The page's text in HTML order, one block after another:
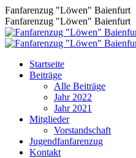
Zum
Inhalt
springen
Fanfarenzug "Löwen" Baienfurt
Fanfarenzug "Löwen" Baienfurt
Startseite
Beiträge
Alle Beiträge
Jahr 2022
Jahr 2021
Mitglieder
Vorstandschaft
Jugendfanfarenzug
Kontakt